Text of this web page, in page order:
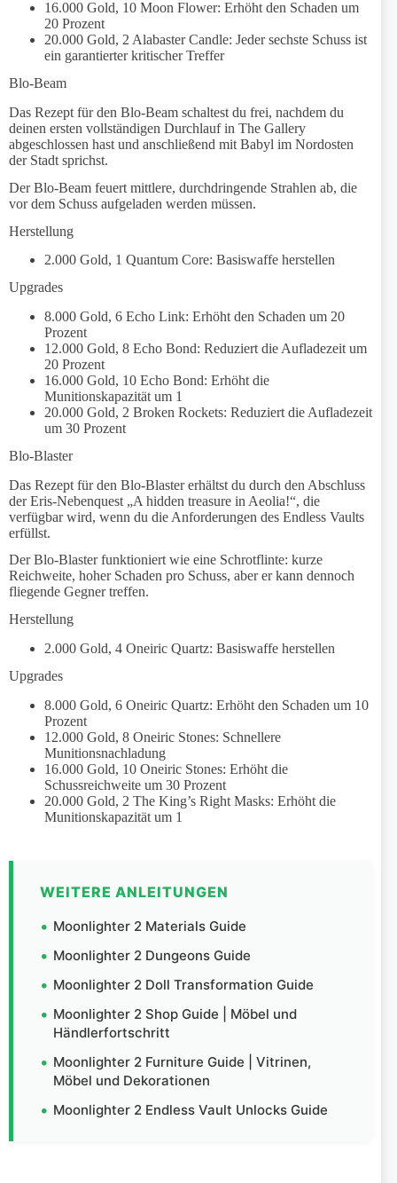
16.000 Gold, 10 Moon Flower: Erhöht den Schaden um
20 Prozent
20.000 Gold, 2 Alabaster Candle: Jeder sechste Schuss ist
ein garantierter kritischer Treffer
Blo-Beam
Das Rezept für den Blo-Beam schaltest du frei, nachdem du
deinen ersten vollständigen Durchlauf in The Gallery
abgeschlossen hast und anschließend mit Babyl im Nordosten
der Stadt sprichst.
Der Blo-Beam feuert mittlere, durchdringende Strahlen ab, die
vor dem Schuss aufgeladen werden müssen.
Herstellung
2.000 Gold, 1 Quantum Core: Basiswaffe herstellen
Upgrades
8.000 Gold, 6 Echo Link: Erhöht den Schaden um 20
Prozent
12.000 Gold, 8 Echo Bond: Reduziert die Aufladezeit um
20 Prozent
16.000 Gold, 10 Echo Bond: Erhöht die
Munitionskapazität um 1
20.000 Gold, 2 Broken Rockets: Reduziert die Aufladezeit
um 30 Prozent
Blo-Blaster
Das Rezept für den Blo-Blaster erhältst du durch den Abschluss
der Eris-Nebenquest „A hidden treasure in Aeolia!“, die
verfügbar wird, wenn du die Anforderungen des Endless Vaults
erfüllst.
Der Blo-Blaster funktioniert wie eine Schrotflinte: kurze
Reichweite, hoher Schaden pro Schuss, aber er kann dennoch
fliegende Gegner treffen.
Herstellung
2.000 Gold, 4 Oneiric Quartz: Basiswaffe herstellen
Upgrades
8.000 Gold, 6 Oneiric Quartz: Erhöht den Schaden um 10
Prozent
12.000 Gold, 8 Oneiric Stones: Schnellere
Munitionsnachladung
16.000 Gold, 10 Oneiric Stones: Erhöht die
Schussreichweite um 30 Prozent
20.000 Gold, 2 The King’s Right Masks: Erhöht die
Munitionskapazität um 1
WEITERE ANLEITUNGEN
Moonlighter 2 Materials Guide
Moonlighter 2 Dungeons Guide
Moonlighter 2 Doll Transformation Guide
Moonlighter 2 Shop Guide | Möbel und
Händlerfortschritt
Moonlighter 2 Furniture Guide | Vitrinen,
Möbel und Dekorationen
Moonlighter 2 Endless Vault Unlocks Guide